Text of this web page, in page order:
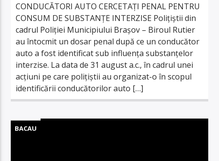
CONDUCĂTORI AUTO CERCETAȚI PENAL PENTRU
CONSUM DE SUBSTANȚE INTERZISE Polițiștii din
cadrul Poliției Municipiului Brașov – Biroul Rutier
au întocmit un dosar penal după ce un conducător
auto a fost identificat sub influența substanțelor
interzise. La data de 31 august a.c., în cadrul unei
acțiuni pe care polițiștii au organizat-o în scopul
identificării conducătorilor auto […]
BACAU